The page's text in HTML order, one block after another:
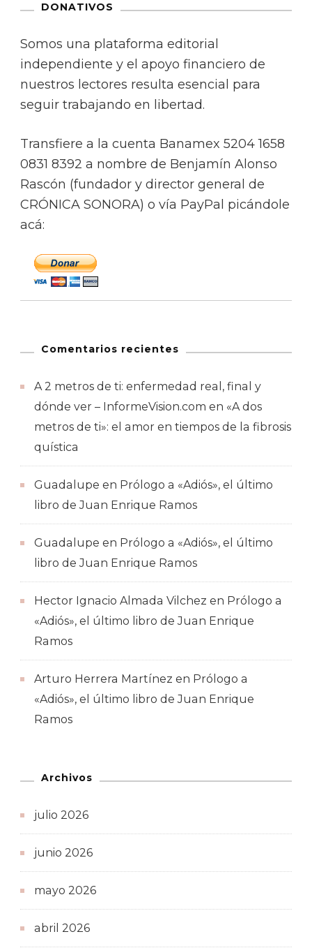
DONATIVOS
Somos una plataforma editorial
independiente y el apoyo financiero de
nuestros lectores resulta esencial para
seguir trabajando en libertad.
Transfiere a la cuenta Banamex 5204 1658
0831 8392 a nombre de Benjamín Alonso
Rascón (fundador y director general de
CRÓNICA SONORA) o vía PayPal picándole
acá:
Comentarios recientes
A 2 metros de ti: enfermedad real, final y
dónde ver – InformeVision.com en «A dos
metros de ti»: el amor en tiempos de la fibrosis
quística
Guadalupe en Prólogo a «Adiós», el último
libro de Juan Enrique Ramos
Guadalupe en Prólogo a «Adiós», el último
libro de Juan Enrique Ramos
Hector Ignacio Almada Vilchez en Prólogo a
«Adiós», el último libro de Juan Enrique
Ramos
Arturo Herrera Martínez en Prólogo a
«Adiós», el último libro de Juan Enrique
Ramos
Archivos
julio 2026
junio 2026
mayo 2026
abril 2026